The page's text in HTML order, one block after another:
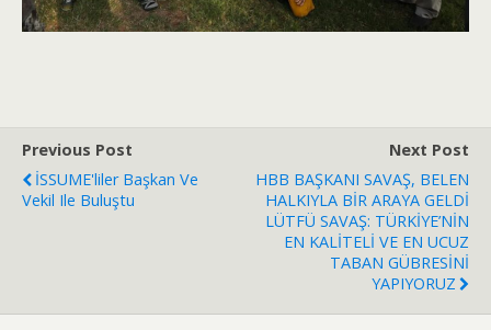
Previous Post
İSSUME'liler Başkan Ve
Vekil Ile Buluştu
Next Post
HBB BAŞKANI SAVAŞ, BELEN
HALKIYLA BİR ARAYA GELDİ
LÜTFÜ SAVAŞ: TÜRKİYE’NİN
EN KALİTELİ VE EN UCUZ
TABAN GÜBRESİNİ
YAPIYORUZ